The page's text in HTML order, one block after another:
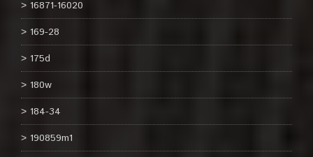
16871-16020
169-28
175d
180w
184-34
190859m1